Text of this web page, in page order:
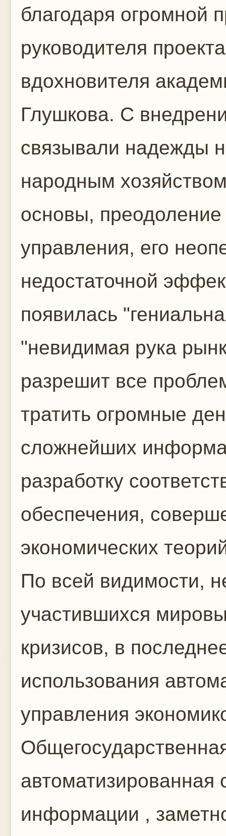
благодаря огромной
руководителя
вдохновителя
Глушкова. С
связывали надежды
народным
основы,
управления, его
недостаточной
появилась
"невидимая рука
разрешит все
тратить огромные
сложнейших
разработку
обеспечения,
экономических
По всей видимости,
участившихся
кризисов, в
использования
управления
автоматизированная
информации ,